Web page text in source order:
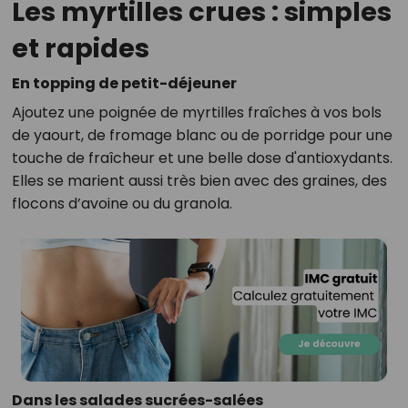
Les myrtilles crues : simples
et rapides
En topping de petit-déjeuner
Ajoutez une poignée de myrtilles fraîches à vos bols
de yaourt, de fromage blanc ou de porridge pour une
touche de fraîcheur et une belle dose d'antioxydants.
Elles se marient aussi très bien avec des graines, des
flocons d’avoine ou du granola.
Dans les salades sucrées-salées